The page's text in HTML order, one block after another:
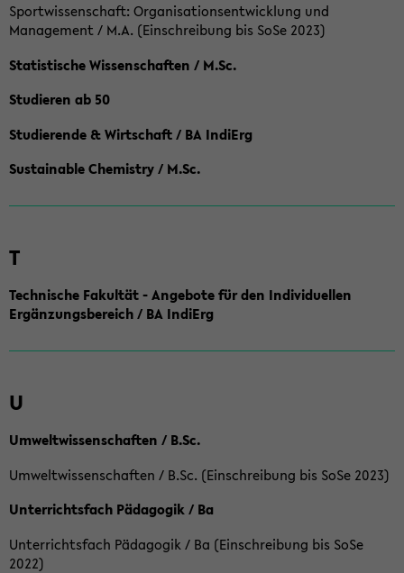
Sportwissenschaft: Organisationsentwicklung und
Management / M.A. (Einschreibung bis SoSe 2023)
Statistische Wissenschaften / M.Sc.
Studieren ab 50
Studierende & Wirtschaft / BA IndiErg
Sustainable Chemistry / M.Sc.
T
Technische Fakultät - Angebote für den Individuellen
Ergänzungsbereich / BA IndiErg
U
Umweltwissenschaften / B.Sc.
Umweltwissenschaften / B.Sc. (Einschreibung bis SoSe 2023)
Unterrichtsfach Pädagogik / Ba
Unterrichtsfach Pädagogik / Ba (Einschreibung bis SoSe
2022)